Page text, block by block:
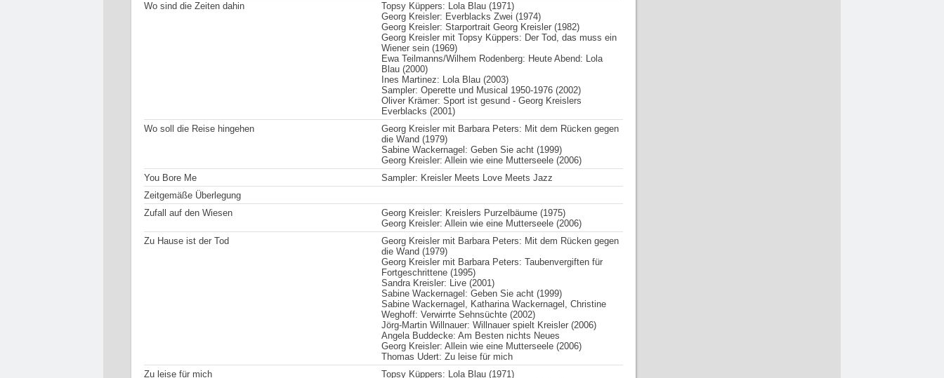
Wo sind die Zeiten dahin
Topsy Küppers: Lola Blau (1971)
Georg Kreisler: Everblacks Zwei (1974)
Georg Kreisler: Starportrait Georg Kreisler (1982)
Georg Kreisler mit Topsy Küppers: Der Tod, das muss ein
Wiener sein (1969)
Ewa Teilmanns/Wilhem Rodenberg: Heute Abend: Lola
Blau (2000)
Ines Martinez: Lola Blau (2003)
Sampler: Operette und Musical 1950-1976 (2002)
Oliver Krämer: Sport ist gesund - Georg Kreislers
Everblacks (2001)
Wo soll die Reise hingehen
Georg Kreisler mit Barbara Peters: Mit dem Rücken gegen
die Wand (1979)
Sabine Wackernagel: Geben Sie acht (1999)
Georg Kreisler: Allein wie eine Mutterseele (2006)
You Bore Me
Sampler: Kreisler Meets Love Meets Jazz
Zeitgemäße Überlegung
Zufall auf den Wiesen
Georg Kreisler: Kreislers Purzelbäume (1975)
Georg Kreisler: Allein wie eine Mutterseele (2006)
Zu Hause ist der Tod
Georg Kreisler mit Barbara Peters: Mit dem Rücken gegen
die Wand (1979)
Georg Kreisler mit Barbara Peters: Taubenvergiften für
Fortgeschrittene (1995)
Sandra Kreisler: Live (2001)
Sabine Wackernagel: Geben Sie acht (1999)
Sabine Wackernagel, Katharina Wackernagel, Christine
Weghoff: Verwirrte Sehnsüchte (2002)
Jörg-Martin Willnauer: Willnauer spielt Kreisler (2006)
Angela Buddecke: Am Besten nichts Neues
Georg Kreisler: Allein wie eine Mutterseele (2006)
Thomas Udert: Zu leise für mich
Zu leise für mich
Topsy Küppers: Lola Blau (1971)